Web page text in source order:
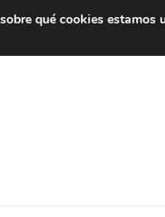
a viernes de 9
qué cookies estamos